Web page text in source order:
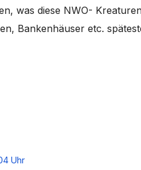
was diese NWO-
Bankenhäuser etc.
Uhr